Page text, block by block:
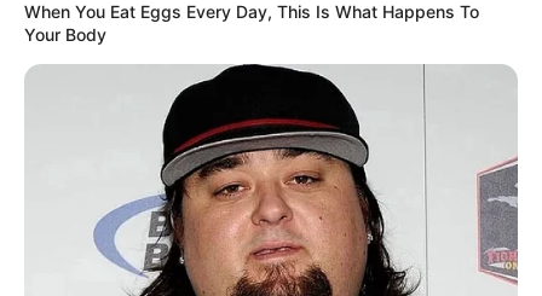
(foto: tvn)
When You Eat Eggs Every Day, This Is What Happens To
Your Body